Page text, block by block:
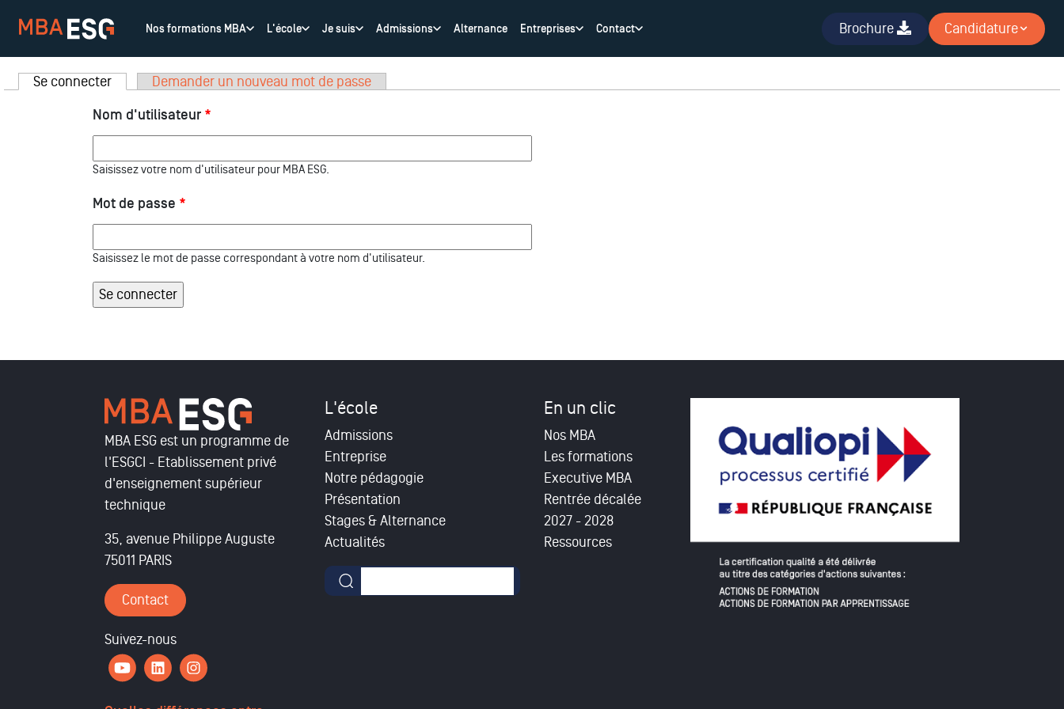
Onglets principaux
Se connecter (onglet actif)Demander un nouveau mot de passe
Nom d'utilisateur *
Saisissez votre nom d'utilisateur pour MBA ESG.
Mot de passe *
Saisissez le mot de passe correspondant à votre nom d'utilisateur.
Nos formations MBA L'école Je suis Admissions Alternance Entreprises Contact Brochure Candidature
MBA ESG est un programme de
l'ESGCI - Etablissement privé
d'enseignement supérieur
technique
35, avenue Philippe Auguste
75011 PARIS
Contact
Suivez-nous
L'école
Admissions
Entreprise
Notre pédagogie
Présentation
Stages & Alternance
Actualités
Formulaire de recherche
En un clic
Nos MBA
Les formations
Executive MBA
Rentrée décalée
2027 - 2028
Ressources